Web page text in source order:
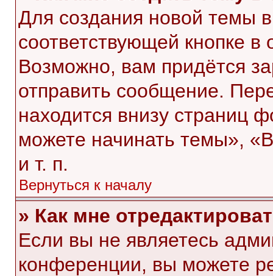
Для создания новой темы
соответствующей кнопке
Возможно, вам придётся
отправить сообщение.
находится внизу
можете начинать темы»,
и т. п.
Вернуться к началу
» Как мне
Если вы не являетесь
конференции, вы можете